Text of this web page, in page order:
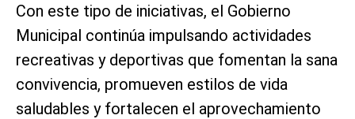
Con este tipo de iniciativas, el Gobierno
Municipal continúa impulsando actividades
recreativas y deportivas que fomentan la sana
convivencia, promueven estilos de vida
saludables y fortalecen el aprovechamiento